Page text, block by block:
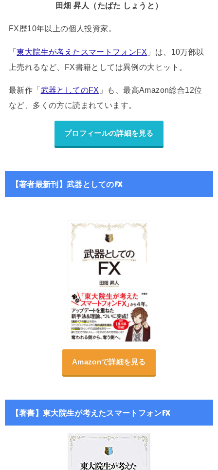
田畑 昇人（たばた しょうと）
FX歴10年以上の個人投資家。
「東大院生が考えたスマートフォンFX 」は、10万部以
上売れるなど、FX書籍としては異例の大ヒット。
最新作「武器としてのFX 」も、最高Amazon総合12位
など、多くの方に読まれています。
プロフィールの詳細を見る
【著者最新刊】武器としてのFX
Amazonで詳細を見る
【著書】東大院生が考えたスマートフォンFX